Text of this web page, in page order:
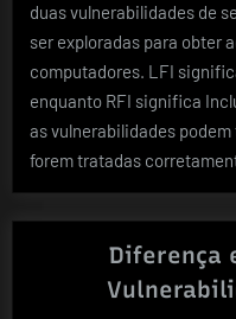
duas vulnerabilidades de
ser exploradas para obter
computadores. LFI
enquanto RFI significa
as vulnerabilidades
forem tratadas
Diferença